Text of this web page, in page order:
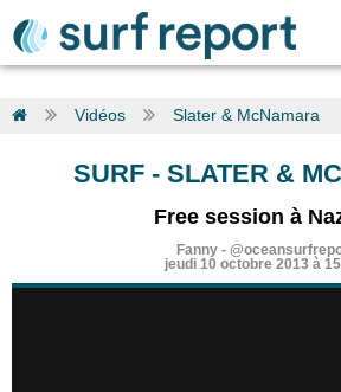
Vidéos Slater & McNamara
SURF- SLATER &
Free session à
Fanny -
jeudi 10 octobre 2013 à